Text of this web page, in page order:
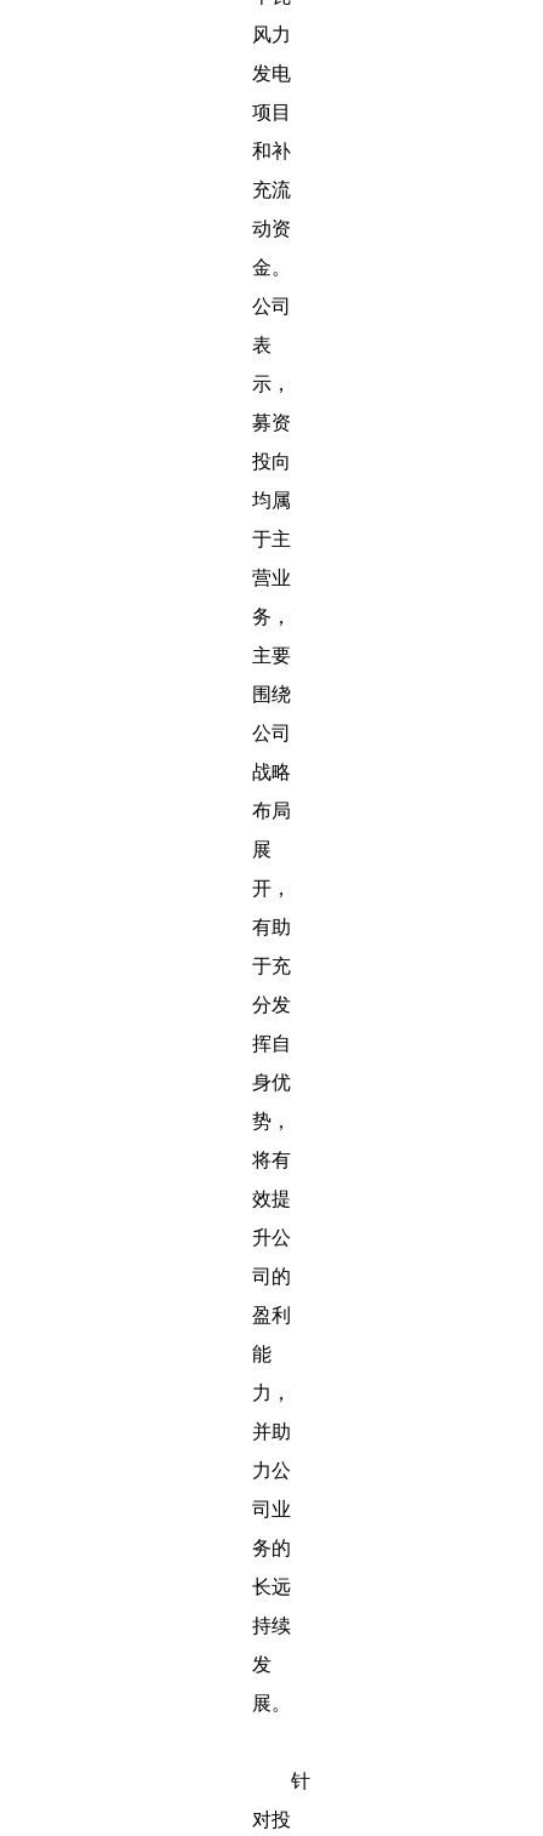
风力
发电
项目
和补
充流
动资
金。
公司
表
示，
募资
投向
均属
于主
营业
务，
主要
围绕
公司
战略
布局
展
开，
有助
于充
分发
挥自
身优
势，
将有
效提
升公
司的
盈利
能
力，
并助
力公
司业
务的
长远
持续
发
展。
针
对投